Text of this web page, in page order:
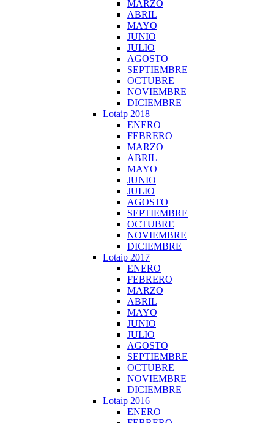
MARZO
ABRIL
MAYO
JUNIO
JULIO
AGOSTO
SEPTIEMBRE
OCTUBRE
NOVIEMBRE
DICIEMBRE
Lotaip 2018
ENERO
FEBRERO
MARZO
ABRIL
MAYO
JUNIO
JULIO
AGOSTO
SEPTIEMBRE
OCTUBRE
NOVIEMBRE
DICIEMBRE
Lotaip 2017
ENERO
FEBRERO
MARZO
ABRIL
MAYO
JUNIO
JULIO
AGOSTO
SEPTIEMBRE
OCTUBRE
NOVIEMBRE
DICIEMBRE
Lotaip 2016
ENERO